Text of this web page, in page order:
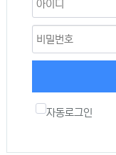
자동로그인